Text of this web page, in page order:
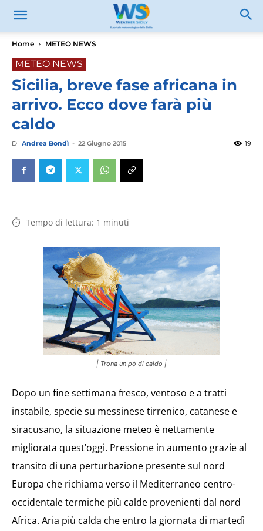
Home METEO NEWS
METEO NEWS
Sicilia, breve fase africana in
arrivo. Ecco dove farà più
caldo
Di Andrea Bondì - 22 Giugno 2015 19
Tempo di lettura: 1 minuti
| Trona un pò di caldo |
Dopo un fine settimana fresco, ventoso e a tratti
instabile, specie su messinese tirrenico, catanese e
siracusano, la situazione meteo è nettamente
migliorata quest’oggi. Pressione in aumento grazie al
transito di una perturbazione presente sul nord
Europa che richiama verso il Mediterraneo centro-
occidentale termiche più calde provenienti dal nord
Africa. Aria più calda che entro la giornata di martedì